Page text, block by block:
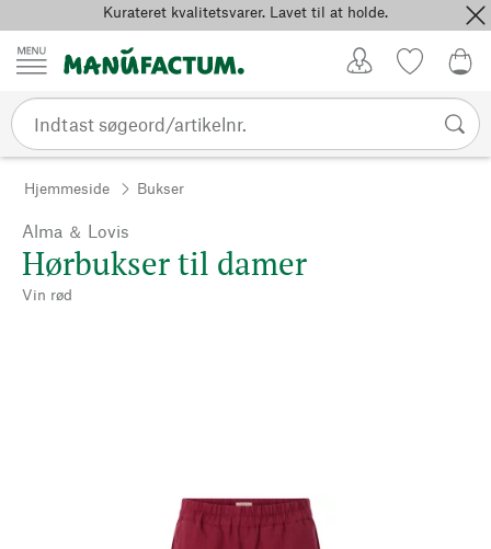
Spring til indholdKurateret kvalitetsvarer. Lavet til at holde.
Hjemmeside Bukser
Alma ＆ Lovis
Hørbukser til damer
Vin rød